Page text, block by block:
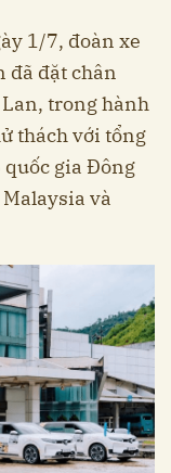
1/7, đoàn xe
đã đặt chân
trong hành
thách với tổng
gia Đông
và